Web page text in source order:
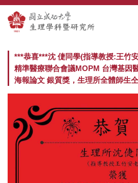
跳
到
主
內
***恭喜***沈 倢同學(指導教授:王竹
精準醫療聯合會議MOPM 台灣基因
海報論文 銀質獎，生理所全體師生